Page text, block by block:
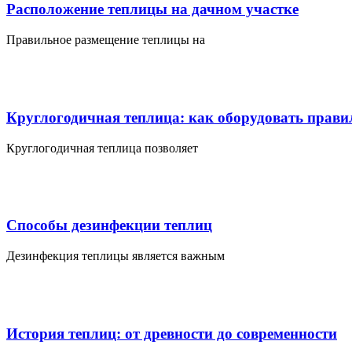
Расположение теплицы на дачном участке
Правильное размещение теплицы на
Круглогодичная теплица: как оборудовать
Круглогодичная теплица позволяет
Способы дезинфекции теплиц
Дезинфекция теплицы является важным
История теплиц: от древности до современности